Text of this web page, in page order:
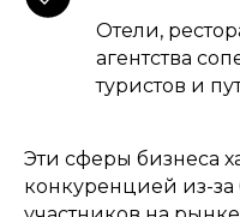
Отели,
агентства
туристов и
Эти сферы бизнеса
конкуренцией из-за